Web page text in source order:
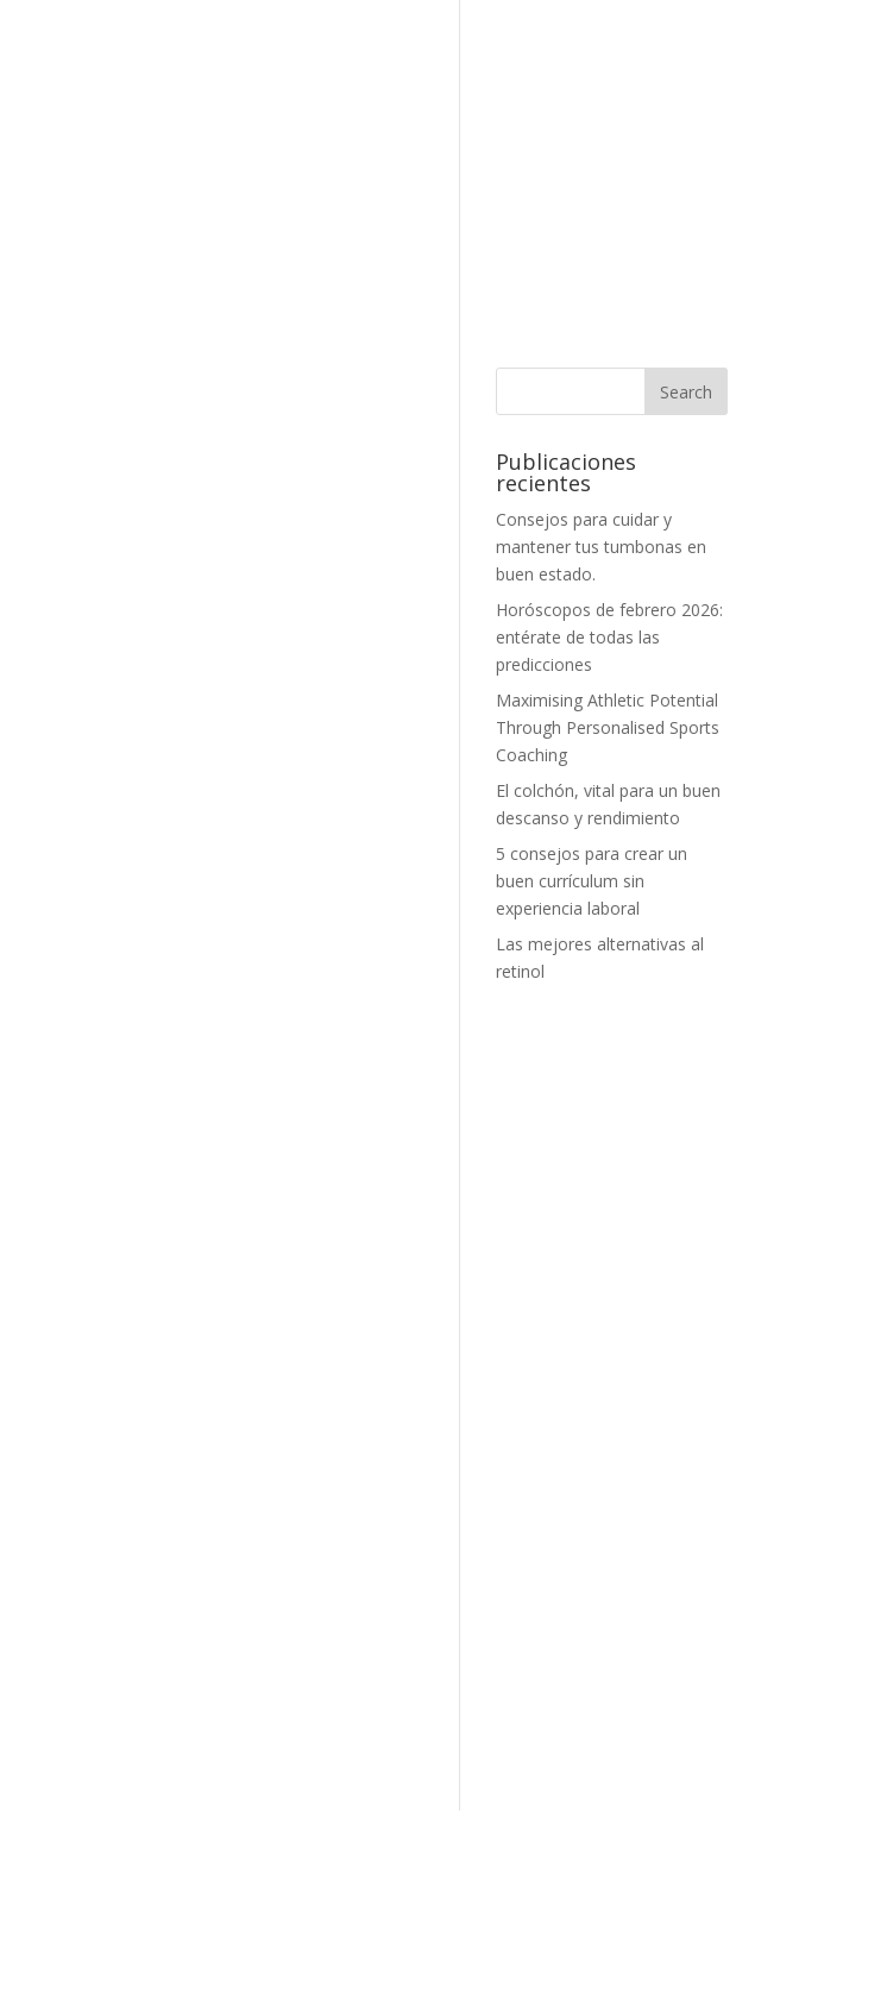
Publicaciones
recientes
Consejos para cuidar y
mantener tus tumbonas en
buen estado.
Horóscopos de febrero 2026:
entérate de todas las
predicciones
Maximising Athletic Potential
Through Personalised Sports
Coaching
El colchón, vital para un buen
descanso y rendimiento
5 consejos para crear un
buen currículum sin
experiencia laboral
Las mejores alternativas al
retinol